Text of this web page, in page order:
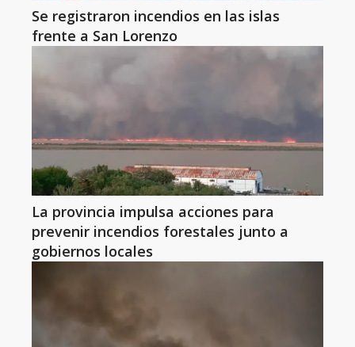
Se registraron incendios en las islas
frente a San Lorenzo
La provincia impulsa acciones para
prevenir incendios forestales junto a
gobiernos locales